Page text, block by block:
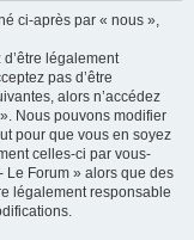
ci-après par « nous »,
légalement
pas d’être
alors n’accédez
Nous pouvons modifier
pour que vous en soyez
celles-ci par vous-
Le Forum » alors que des
légalement responsable